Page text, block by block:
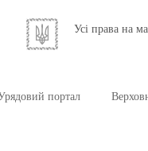
Усі права на
портал